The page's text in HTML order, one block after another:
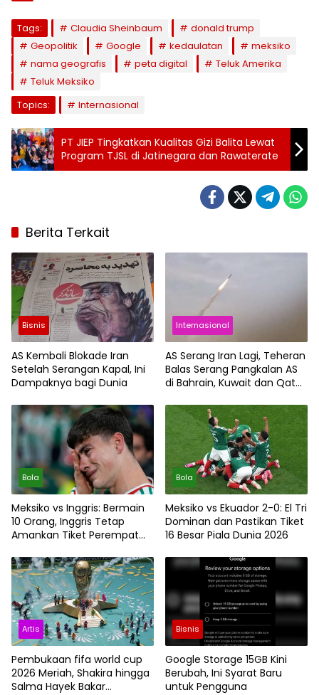
Tags: Claudia Sheinbaum
donald trump
Geopolitik
Google kedaulatan
meksiko
nama geografis
peta digital
Teluk Amerika
Teluk Meksiko
Topics:
Internasional
PT JIEP Tingkatkan Kualitas Gizi Balita Lewat
Program TJSL di Jatinegara dan Rawaterate
Berita Terkait
Bisnis
AS Kembali Blokade Iran
Setelah Serangan Kapal, Ini
Dampaknya bagi Dunia
Internasional
AS Serang Iran Lagi, Teheran
Balas Serang Pangkalan AS
di Bahrain, Kuwait dan Qatar,
Bola
Meksiko vs Inggris: Bermain
10 Orang, Inggris Tetap
Amankan Tiket Perempat
Bola
Meksiko vs Ekuador 2-0: El Tri
Dominan dan Pastikan Tiket
16 Besar Piala Dunia 2026
Artis
Pembukaan fifa world cup
2026 Meriah, Shakira hingga
Salma Hayek Bakar
Bisnis
Google Storage 15GB Kini
Berubah, Ini Syarat Baru
untuk Pengguna